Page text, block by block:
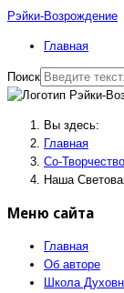
Рэйки-Возрождение
Главная
Поиск
Вы здесь:
Главная
Со-
Наша
Меню сайта
Главная
Об авторе
Школа